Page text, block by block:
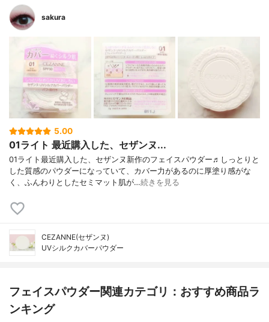
sakura
5.00
01ライト 最近購入した、セザンヌ...
01ライト最近購入した、セザンヌ新作のフェイスパウダー♬しっとりと
した質感のパウダーになっていて、カバー力があるのに厚塗り感がな
く、ふんわりとしたセミマット肌が…続きを見る
CEZANNE(セザンヌ)
UVシルクカバーパウダー
フェイスパウダー関連カテゴリ：おすすめ商品ラ
ンキング